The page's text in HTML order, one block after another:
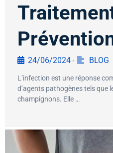
24/06/2024 • BLOG
L’infection est une réponse
d’agents pathogènes tels que
champignons. Elle …